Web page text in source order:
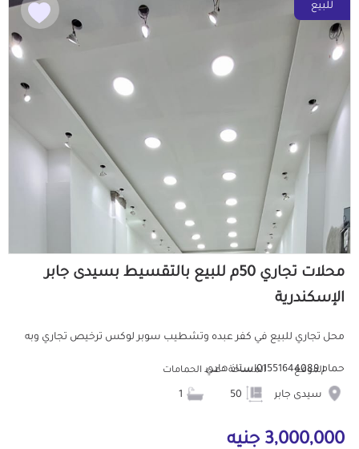
للبيع
محلات تجاري 50م للبيع بالتقسيط بسيدى جابر
الإسكندرية
محل تجاري للبيع في كفر عبده وتشطيب سوبر لوكس ترخيص تجاري وبه
حمام 01551644089استاذ هاديالموقع
سيدى جابر
المساحة عدد الحمامات
3,000,000 جنيه